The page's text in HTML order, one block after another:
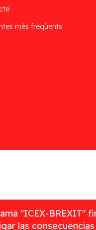
més freqüents
"ICEX-BREXIT"
las